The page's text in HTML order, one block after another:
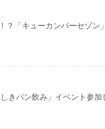
？「キューカンバーセゾン
きパン飲み」イベント参加